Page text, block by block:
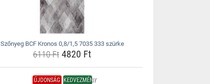
Szőnyeg BCF Kronos 0,8/1,5 7035 333 szürke
6110 Ft 4820 Ft
ÚJDONSÁG KEDVEZMÉNY